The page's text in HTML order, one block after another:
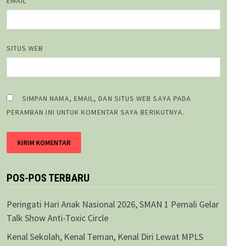
SITUS WEB
SIMPAN NAMA, EMAIL, DAN SITUS WEB SAYA PADA
PERAMBAN INI UNTUK KOMENTAR SAYA BERIKUTNYA.
POS-POS TERBARU
Peringati Hari Anak Nasional 2026, SMAN 1 Pemali Gelar
Talk Show Anti-Toxic Circle
Kenal Sekolah, Kenal Teman, Kenal Diri Lewat MPLS